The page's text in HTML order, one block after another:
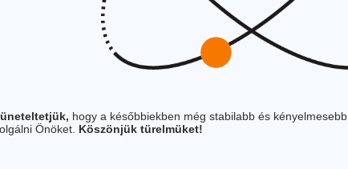
hogy a későbbiekben még stabilabb és kényelmesebb
Önöket. Köszönjük türelmüket!